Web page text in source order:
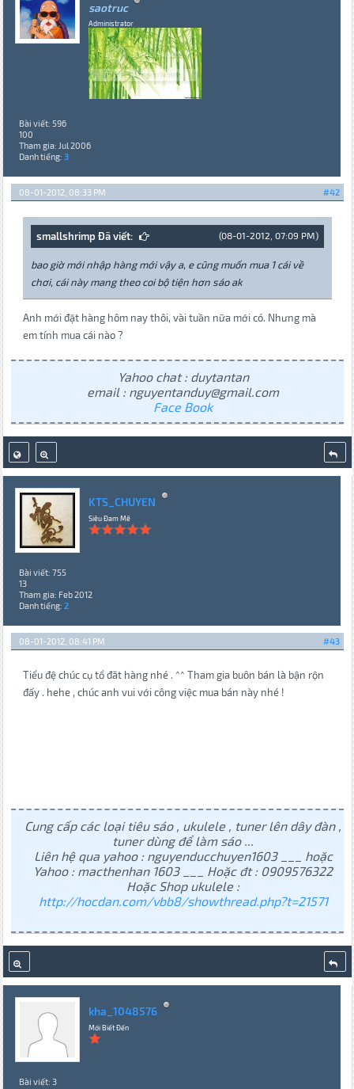
saotruc
Administrator
Bài viết: 596
100
Tham gia: Jul 2006
Danh tiếng: 3
#42
08-01-2012, 08:33 PM
(08-01-2012, 07:09 PM)
smallshrimp Đã viết:
bao giờ mới nhập hàng mới vậy a, e cũng muốn mua 1 cái về
chơi, cái này mang theo coi bộ tiện hơn sáo ak
Anh mới đặt hàng hôm nay thôi, vài tuần nữa mới có. Nhưng mà
em tính mua cái nào ?
Yahoo chat : duytantan
email : nguyentanduy@gmail.com
Face Book
KTS_CHUYEN
Siêu Đam Mê
Bài viết: 755
13
Tham gia: Feb 2012
Danh tiếng: 2
#43
08-01-2012, 08:41 PM
Tiểu đệ chúc cụ tổ đăt hàng nhé . ^^ Tham gia buôn bán là bận rộn
đấy . hehe , chúc anh vui với công việc mua bán này nhé !
Cung cấp các loại tiêu sáo , ukulele , tuner lên dây đàn ,
tuner dùng để làm sáo ...
Liên hệ qua yahoo : nguyenducchuyen1603 ___ hoặc
Yahoo : macthenhan 1603 ___ Hoặc đt : 0909576322
Hoặc Shop ukulele :
http://hocdan.com/vbb8/showthread.php?t=21571
kha_1048576
Mới Biết Đến
Bài viết: 3